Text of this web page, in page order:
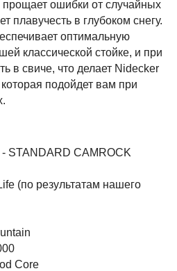
ошибки от случайных
плавучесть в глубоком снегу.
оптимальную
классической стойке, и при
в свиче, что делает Nidecker
подойдет вам при
STANDARD CAMROCK
(по результатам нашего
Core